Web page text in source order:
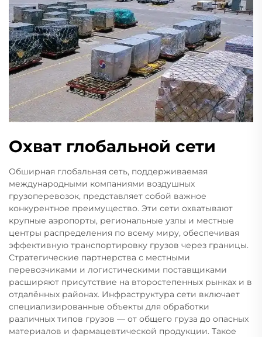
Охват глобальной сети
Обширная глобальная сеть, поддерживаемая
международными компаниями воздушных
грузоперевозок, представляет собой важное
конкурентное преимущество. Эти сети охватывают
крупные аэропорты, региональные узлы и местные
центры распределения по всему миру, обеспечивая
эффективную транспортировку грузов через границы.
Стратегические партнерства с местными
перевозчиками и логистическими поставщиками
расширяют присутствие на второстепенных рынках и в
отдалённых районах. Инфраструктура сети включает
специализированные объекты для обработки
различных типов грузов — от общего груза до опасных
материалов и фармацевтической продукции. Такое